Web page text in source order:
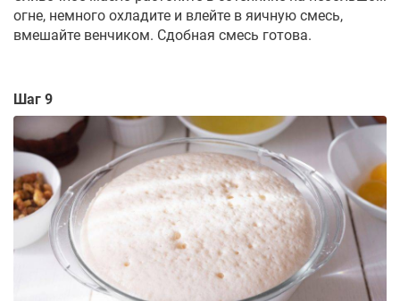
огне, немного охладите и влейте в яичную смесь,
вмешайте венчиком. Сдобная смесь готова.
Шаг 9